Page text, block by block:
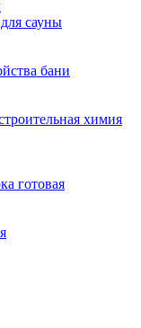
сауны
бани
химия
готовая